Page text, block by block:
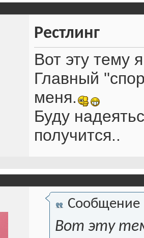
Рестлинг
Вот эту тему
Главный
меня.
Буду
получится..
Сообщение
Вот эту